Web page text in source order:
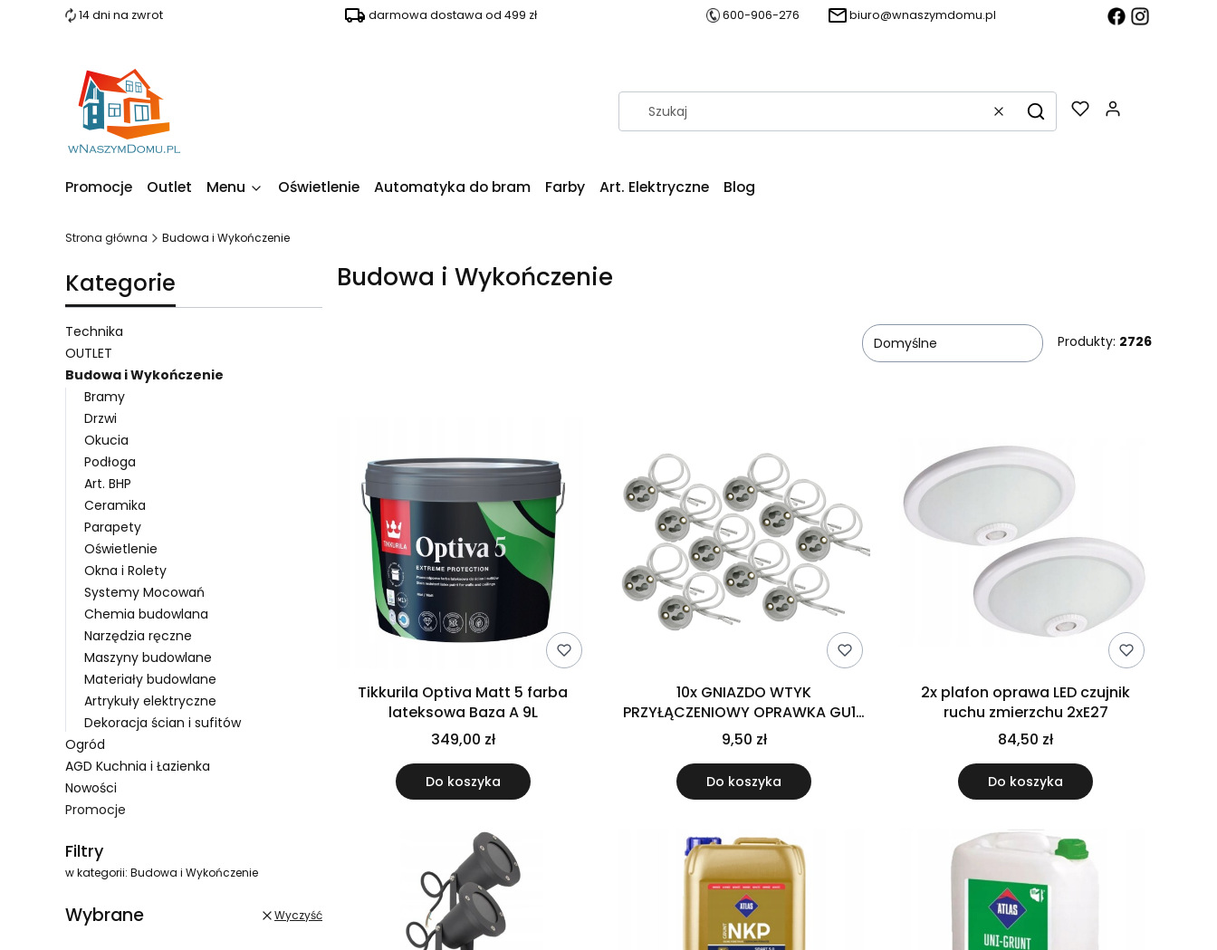
14 dni na zwrot darmowa dostawa od 499 zł 600-906-276 biuro@wnaszymdomu.pl
WyczyśćSzukaj
Promocje Outlet Menu Oświetlenie Automatyka do bram Farby Art. Elektryczne Blog
Strona główna Budowa i Wykończenie
Kategorie
Technika
OUTLET
Budowa i Wykończenie
Bramy
Drzwi
Okucia
Podłoga
Art. BHP
Ceramika
Parapety
Oświetlenie
Okna i Rolety
Systemy Mocowań
Chemia budowlana
Narzędzia ręczne
Maszyny budowlane
Materiały budowlane
Artrykuły elektryczne
Dekoracja ścian i sufitów
Ogród
AGD Kuchnia i Łazienka
Nowości
Promocje
Filtry
w kategorii: Budowa i Wykończenie
Wybrane Wyczyść
Budowa i Wykończenie
Domyślne Produkty: 2726
Tikkurila Optiva Matt 5 farba
lateksowa Baza A 9L
349,00 zł
Do koszyka
10x GNIAZDO WTYK
PRZYŁĄCZENIOWY OPRAWKA GU10
GZ10
9,50 zł
Do koszyka
2x plafon oprawa LED czujnik
ruchu zmierzchu 2xE27
84,50 zł
Do koszyka